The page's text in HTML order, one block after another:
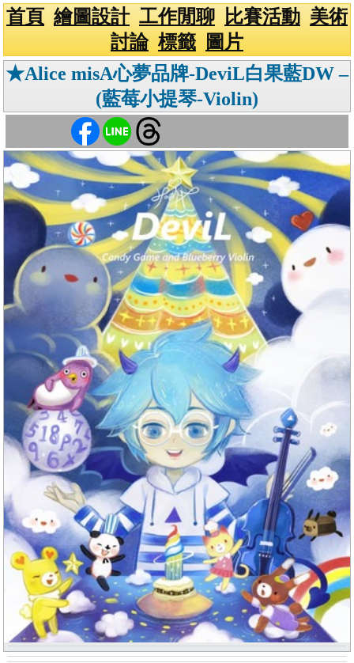
首頁 繪圖設計 工作閒聊 比賽活動 美術
討論 標籤
圖片
★Alice misA心夢品牌-DeviL白果藍DW –
(藍莓小提琴-Violin)